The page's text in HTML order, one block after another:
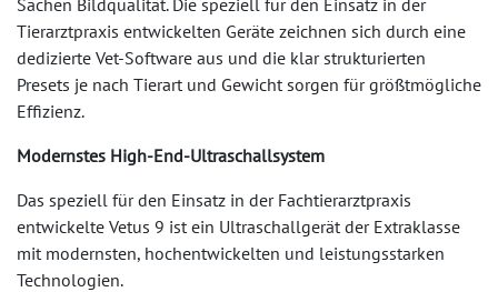
Tierarztpraxis entwickelten Geräte zeichnen sich durch eine
dedizierte Vet-­Software aus und die klar strukturierten
Presets je nach Tierart und Gewicht sorgen für größtmögliche
Effizienz.
Modernstes High-End-Ultraschallsystem
Das speziell für den Einsatz in der Fachtierarztpraxis
entwickelte Vetus 9 ist ein Ultraschallgerät der Extraklasse
mit modernsten, hochentwickelten und leistungsstarken
Technologien.